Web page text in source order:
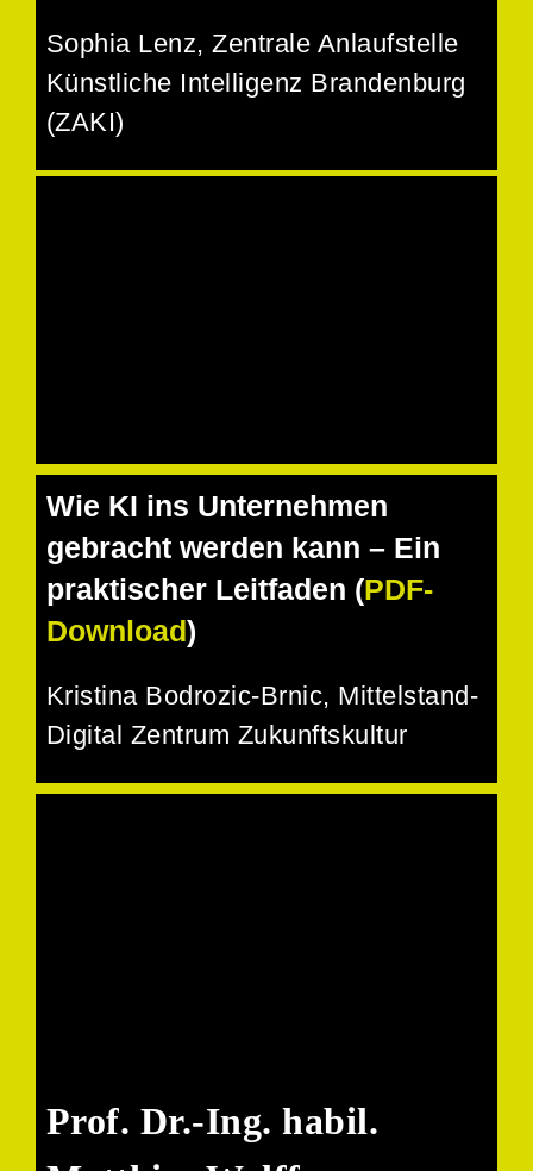
Sophia Lenz, Zentrale Anlaufstelle
Künstliche Intelligenz Brandenburg
(ZAKI)
Wie KI ins Unternehmen
gebracht werden kann – Ein
praktischer Leitfaden (PDF-
Download)
Kristina Bodrozic-Brnic, Mittelstand-
Digital Zentrum Zukunftskultur
Prof. Dr.-Ing. habil.